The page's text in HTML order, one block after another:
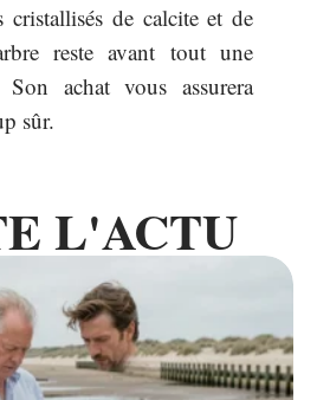
cristallisés de calcite et de
reste avant tout une
achat vous assurera
sûr.
L'ACTU